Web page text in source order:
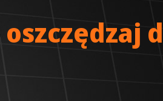
oszczędzaj